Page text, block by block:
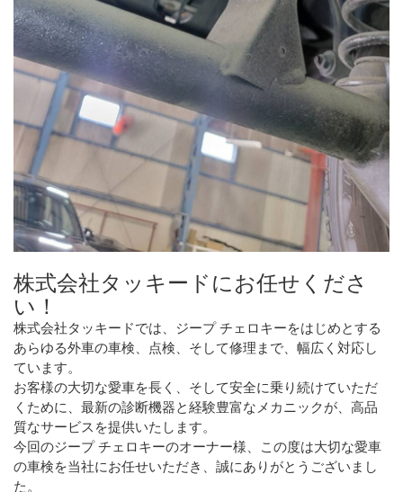
株式会社タッキードにお任せくださ
い！
株式会社タッキードでは、ジープ チェロキーをはじめとする
あらゆる外車の車検、点検、そして修理まで、幅広く対応し
ています。
お客様の大切な愛車を長く、そして安全に乗り続けていただ
くために、最新の診断機器と経験豊富なメカニックが、高品
質なサービスを提供いたします。
今回のジープ チェロキーのオーナー様、この度は大切な愛車
の車検を当社にお任せいただき、誠にありがとうございまし
た。